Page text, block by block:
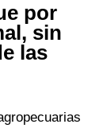
por
sin
las